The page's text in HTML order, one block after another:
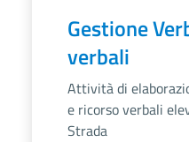
Gestione
verbali
Attività di
e ricorso verbali
Strada